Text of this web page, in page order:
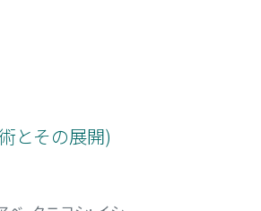
とその展開)